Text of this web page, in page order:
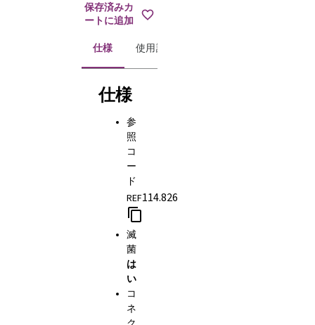
保存済みカ
ートに追加
仕様
使用説明書
仕様
参
照
コ
ー
ド
REF114.826
滅
菌
は
い
コ
ネ